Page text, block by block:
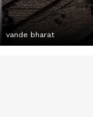
vande bharat